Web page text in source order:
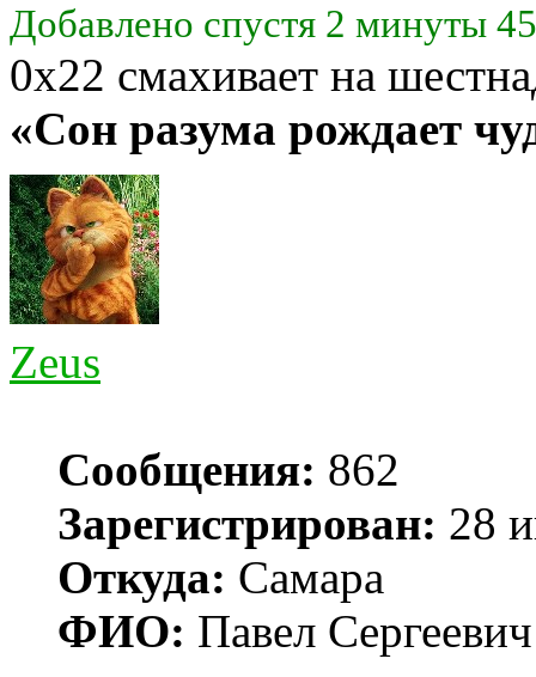
Добавлено спустя 2 минуты
0х22 смахивает на
«Сон разума рождает
Zeus
Сообщения: 862
Зарегистрирован: 28
Откуда: Самара
ФИО: Павел Сергеевич